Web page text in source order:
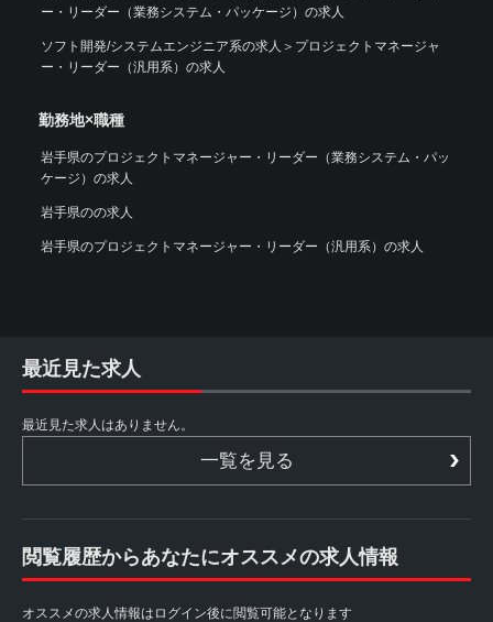
ー・リーダー（業務システム・パッケージ）の求人
ソフト開発/システムエンジニア系の求人 ＞ プロジェクトマネージャ
ー・リーダー（汎用系）の求人
勤務地×職種
岩手県のプロジェクトマネージャー・リーダー（業務システム・パッ
ケージ）の求人
岩手県のの求人
岩手県のプロジェクトマネージャー・リーダー（汎用系）の求人
最近見た求人
最近見た求人はありません。
一覧を見る
閲覧履歴からあなたにオススメの求人情報
オススメの求人情報はログイン後に閲覧可能となります